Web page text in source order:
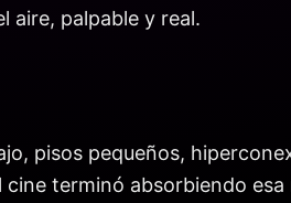
aire, palpable y real.
pisos pequeños,
terminó absorbiendo esa